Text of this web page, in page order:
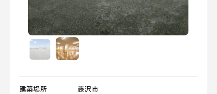
建築場所 藤沢市